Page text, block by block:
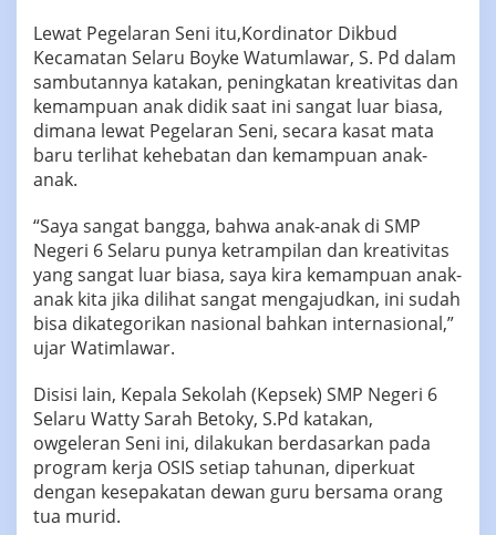
Lewat Pegelaran Seni itu,Kordinator Dikbud
Kecamatan Selaru Boyke Watumlawar, S. Pd dalam
sambutannya katakan, peningkatan kreativitas dan
kemampuan anak didik saat ini sangat luar biasa,
dimana lewat Pegelaran Seni, secara kasat mata
baru terlihat kehebatan dan kemampuan anak-
anak.
“Saya sangat bangga, bahwa anak-anak di SMP
Negeri 6 Selaru punya ketrampilan dan kreativitas
yang sangat luar biasa, saya kira kemampuan anak-
anak kita jika dilihat sangat mengajudkan, ini sudah
bisa dikategorikan nasional bahkan internasional,”
ujar Watimlawar.
Disisi lain, Kepala Sekolah (Kepsek) SMP Negeri 6
Selaru Watty Sarah Betoky, S.Pd katakan,
owgeleran Seni ini, dilakukan berdasarkan pada
program kerja OSIS setiap tahunan, diperkuat
dengan kesepakatan dewan guru bersama orang
tua murid.